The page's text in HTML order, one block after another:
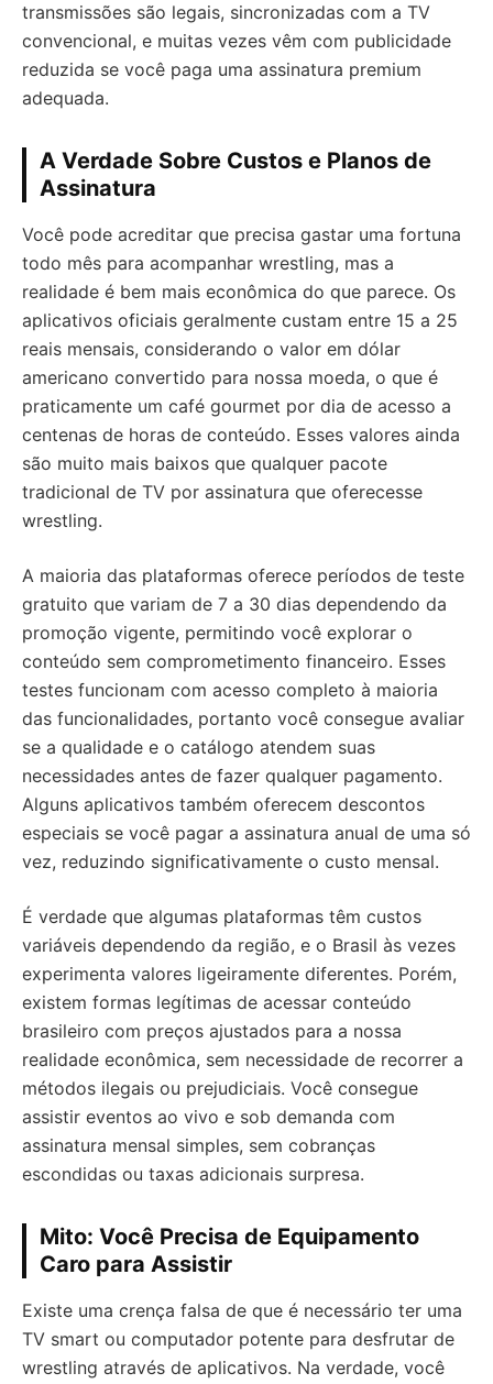
transmissões são legais, sincronizadas com a TV
convencional, e muitas vezes vêm com publicidade
reduzida se você paga uma assinatura premium
adequada.
A Verdade Sobre Custos e Planos de
Assinatura
Você pode acreditar que precisa gastar uma fortuna
todo mês para acompanhar wrestling, mas a
realidade é bem mais econômica do que parece. Os
aplicativos oficiais geralmente custam entre 15 a 25
reais mensais, considerando o valor em dólar
americano convertido para nossa moeda, o que é
praticamente um café gourmet por dia de acesso a
centenas de horas de conteúdo. Esses valores ainda
são muito mais baixos que qualquer pacote
tradicional de TV por assinatura que oferecesse
wrestling.
A maioria das plataformas oferece períodos de teste
gratuito que variam de 7 a 30 dias dependendo da
promoção vigente, permitindo você explorar o
conteúdo sem comprometimento financeiro. Esses
testes funcionam com acesso completo à maioria
das funcionalidades, portanto você consegue avaliar
se a qualidade e o catálogo atendem suas
necessidades antes de fazer qualquer pagamento.
Alguns aplicativos também oferecem descontos
especiais se você pagar a assinatura anual de uma só
vez, reduzindo significativamente o custo mensal.
É verdade que algumas plataformas têm custos
variáveis dependendo da região, e o Brasil às vezes
experimenta valores ligeiramente diferentes. Porém,
existem formas legítimas de acessar conteúdo
brasileiro com preços ajustados para a nossa
realidade econômica, sem necessidade de recorrer a
métodos ilegais ou prejudiciais. Você consegue
assistir eventos ao vivo e sob demanda com
assinatura mensal simples, sem cobranças
escondidas ou taxas adicionais surpresa.
Mito: Você Precisa de Equipamento
Caro para Assistir
Existe uma crença falsa de que é necessário ter uma
TV smart ou computador potente para desfrutar de
wrestling através de aplicativos. Na verdade, você